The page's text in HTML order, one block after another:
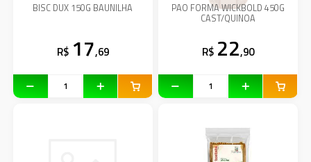
BISC DUX 150G BAUNILHA
R$ 17,69
PAO FORMA WICKBOLD 450G
CAST/QUINOA
R$ 22,90